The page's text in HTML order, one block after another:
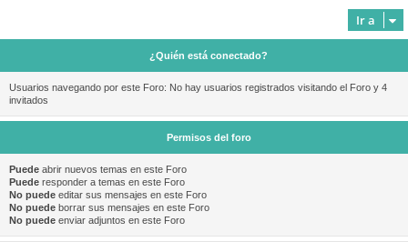
Ir a
¿Quién está conectado?
Usuarios navegando por este Foro: No hay usuarios registrados visitando el Foro y 4
invitados
Permisos del foro
Puede abrir nuevos temas en este Foro
Puede responder a temas en este Foro
No puede editar sus mensajes en este Foro
No puede borrar sus mensajes en este Foro
No puede enviar adjuntos en este Foro